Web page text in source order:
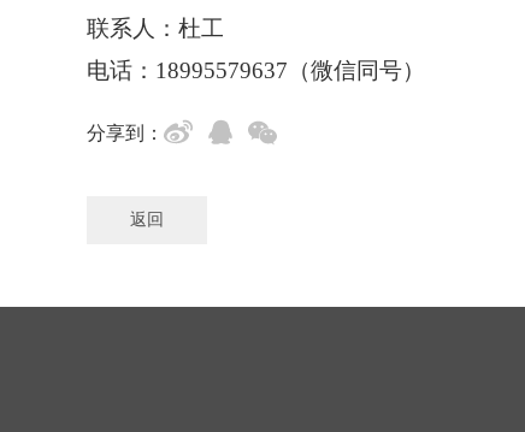
联系人：杜工
电话： 18995579637（微信同号）
分享到：
返回